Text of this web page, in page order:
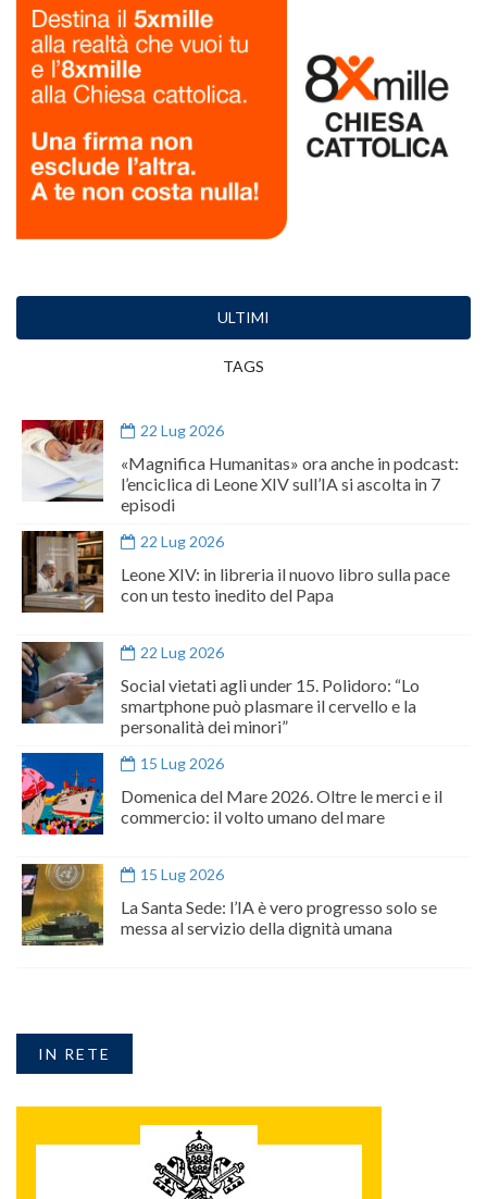
ULTIMI
TAGS
22 Lug 2026
«Magnifica Humanitas» ora anche in podcast:
l’enciclica di Leone XIV sull’IA si ascolta in 7
episodi
22 Lug 2026
Leone XIV: in libreria il nuovo libro sulla pace
con un testo inedito del Papa
22 Lug 2026
Social vietati agli under 15. Polidoro: “Lo
smartphone può plasmare il cervello e la
personalità dei minori”
15 Lug 2026
Domenica del Mare 2026. Oltre le merci e il
commercio: il volto umano del mare
15 Lug 2026
La Santa Sede: l’IA è vero progresso solo se
messa al servizio della dignità umana
IN RETE